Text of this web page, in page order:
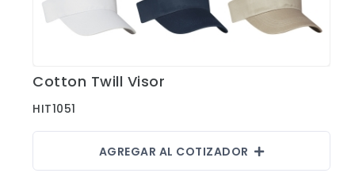
Ver Detalles
Cotton Twill Visor
HIT1051
AGREGAR AL COTIZADOR